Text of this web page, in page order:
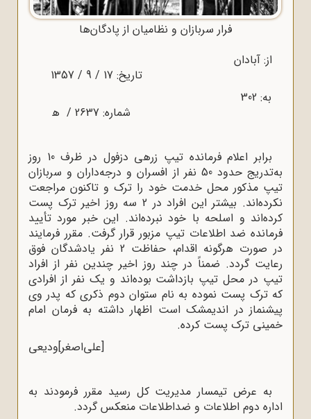
فرار سربازان و نظامیان از پادگان‌ها
از: آبادان
تاریخ: 17 / 9 / 1357
شماره: 2637 / ﻫ
برابر اعلام فرمانده تیپ زرهی دزفول در ظرف 10 روز
به‌تدریج حدود 50 نفر از افسران و درجه‌داران و سربازان
تیپ مذکور محل خدمت خود را ترک و تاکنون مراجعت
نکرده‌اند. بیشتر این افراد در 2 سه روز اخیر ترک پست
کرده‌اند و اسلحه با خود نبرده‌اند. این خبر مورد تأیید
فرمانده ضد اطلاعات تیپ مزبور قرار گرفت. مقرر فرمایند
در صورت هرگونه اقدام، حفاظت 2 نفر یادشدگان فوق
رعایت گردد. ضمناً در چند روز اخیر چندین نفر از افراد
تیپ در محل تیپ بازداشت بوده‌اند و یک نفر از افرادی
که ترک پست نموده به نام ستوان دوم ذکری که پدر وی
پیشنماز در اندیمشک است اظهار داشته به فرمان امام
خمینی ترک پست کرده.
[علی‌اصغر]ودیعی
به عرض تیمسار مدیریت کل رسید مقرر فرمودند به
اداره دوم اطلاعات و ضداطلاعات منعکس گردد.